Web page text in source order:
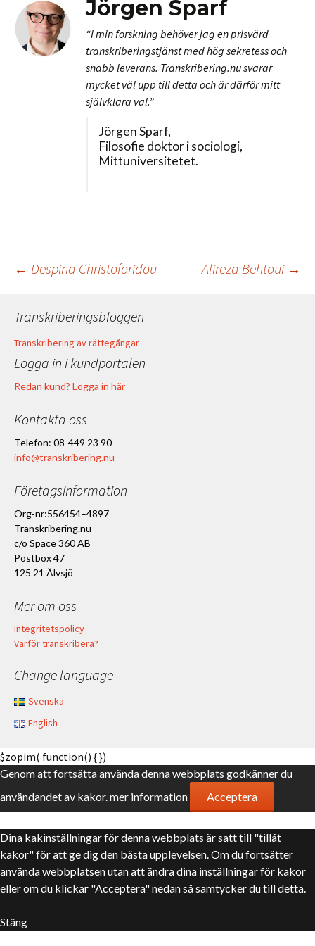
Jörgen Sparf
“I min forskning behöver jag en prisvärd
transkriberingstjänst med hög sekretess och
snabb leverans. Transkribering.nu svarar
mycket väl upp till detta och är därför mitt
självklara val.”
Jörgen Sparf,
Filosofie doktor i sociologi,
Mittuniversitetet.
← Despina Christoforidou Alireza Behtoui →
Transkriberingsbloggen
Transkribering av rättegångar
Logga in i kundportalen
Redan kund? Logga in här
Kontakta oss
Telefon: 08-449 23 90
info@transkribering.nu
Företagsinformation
Org-nr:556454–4897
Transkribering.nu
c/o Space 360 AB
Postbox 47
125 21 Älvsjö
Mer om oss
Integritetspolicy
Varför transkribera?
Change language
Svenska
English
$zopim( function() { })
Genom att fortsätta använda denna webbplats godkänner du
användandet av kakor.mer information Acceptera
Dina kakinställningar för denna webbplats är satt till "tillåt
kakor" för att ge dig den bästa upplevelsen. Om du fortsätter
använda webbplatsen utan att ändra dina inställningar för kakor
eller om du klickar "Acceptera" nedan så samtycker du till detta.
Stäng